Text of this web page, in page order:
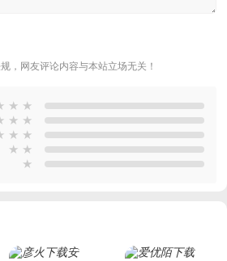
，网友评论内容与本站立场无关！
★ ★
★ ★
★ ★
★ ★
★